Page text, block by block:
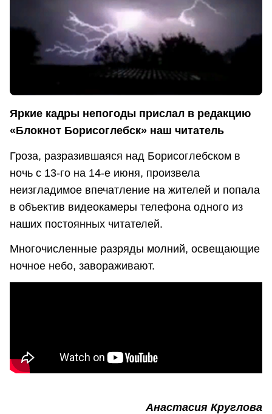
Яркие кадры непогоды прислал в редакцию
«Блокнот Борисоглебск» наш читатель
Гроза, разразившаяся над Борисоглебском в
ночь с 13-го на 14-е июня, произвела
неизгладимое впечатление на жителей и попала
в объектив видеокамеры телефона одного из
наших постоянных читателей.
Многочисленные разряды молний, освещающие
ночное небо, завораживают.
Анастасия Круглова